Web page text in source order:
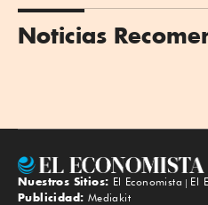
Noticias
Nuestros Sitios: El Economista El
Publicidad: Mediakit